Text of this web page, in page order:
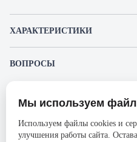
ХАРАКТЕРИСТИКИ
Производитель
Серия
ВОПРОСЫ
Пожалуйста,
Представленные изображения и
без предварительного уведомления.
ответственности в случае не
Мы используем
Используем файлы cookies и
улучшения работы сайта.